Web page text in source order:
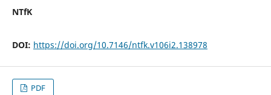
NTfK
DOI: https://doi.org/10.7146/ntfk.v106i2.138978
PDF